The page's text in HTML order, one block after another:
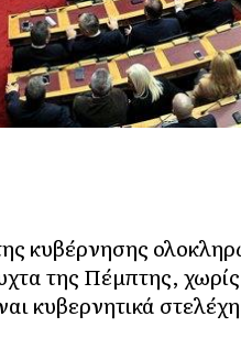
κυβέρνησης
της Πέμπτης,
κυβερνητικά